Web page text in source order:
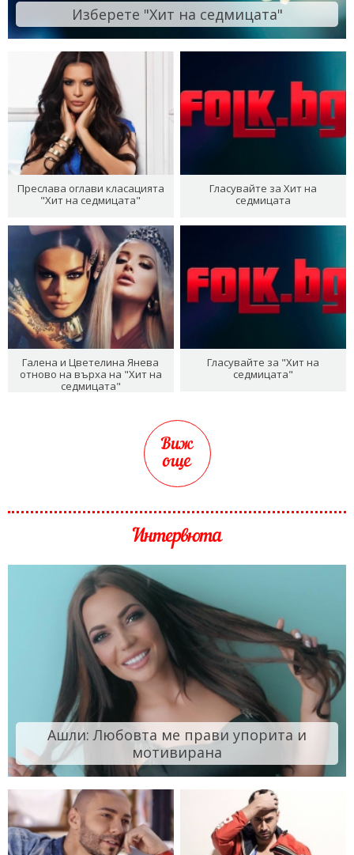
Изберете "Хит на седмицата"
Преслава оглави класацията
"Хит на седмицата"
Гласувайте за Хит на
седмицата
Галена и Цветелина Янева
отново на върха на "Хит на
седмицата"
Гласувайте за "Хит на
седмицата"
Виж
още
Интервюта
Ашли: Любовта ме прави упорита и
мотивирана